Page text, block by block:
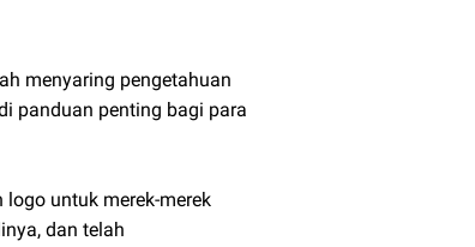
menyaring pengetahuan
panduan penting bagi para
untuk merek-merek
dan telah